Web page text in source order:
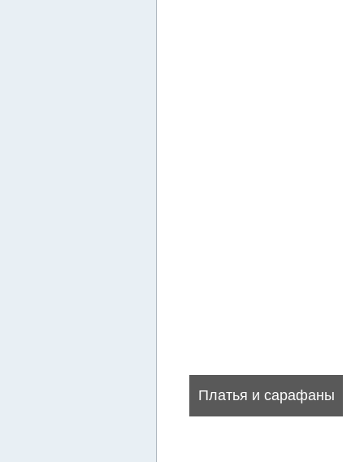
Платья и сарафаны